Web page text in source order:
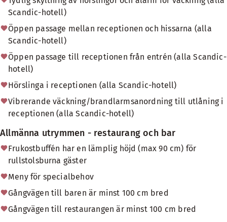
Scandic-hotell)
Öppen passage mellan receptionen och hissarna (alla
Scandic-hotell)
Öppen passage till receptionen från entrén (alla Scandic-
hotell)
Hörslinga i receptionen (alla Scandic-hotell)
Vibrerande väckning/brandlarmsanordning till utlåning i
receptionen (alla Scandic-hotell)
Allmänna utrymmen - restaurang och bar
Frukostbuffén har en lämplig höjd (max 90 cm) för
rullstolsburna gäster
Meny för specialbehov
Gångvägen till baren är minst 100 cm bred
Gångvägen till restaurangen är minst 100 cm bred